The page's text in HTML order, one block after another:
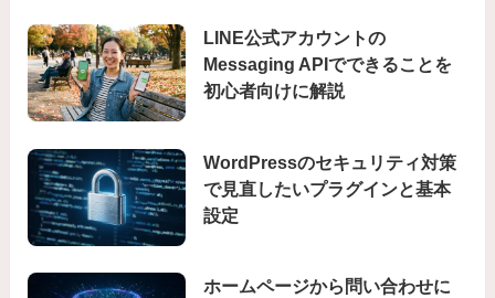
LINE公式アカウントの
Messaging APIでできることを
初心者向けに解説
WordPressのセキュリティ対策
で見直したいプラグインと基本
設定
ホームページから問い合わせに